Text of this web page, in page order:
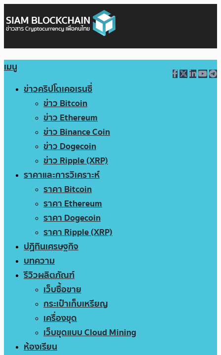
เมนู
ข่าวคริปโตเคอเรนซี่
ข่าว Bitcoin
ข่าว Ethereum
ข่าว Binance Coin
ข่าว Dogecoin
ข่าว Ripple (XRP)
ราคาและการวิเคราะห์
ราคา Bitcoin
ราคา Ethereum
ราคา Dogecoin
ราคา Ripple (XRP)
ปฏิทินเศรษฐกิจ
บทความ
รีวิวผลิตภัณฑ์
เว็บซื้อขาย
กระเป๋าเก็บเหรียญ
เครื่องขุด
เว็บขุดแบบ Cloud Mining
ห้องเรียน